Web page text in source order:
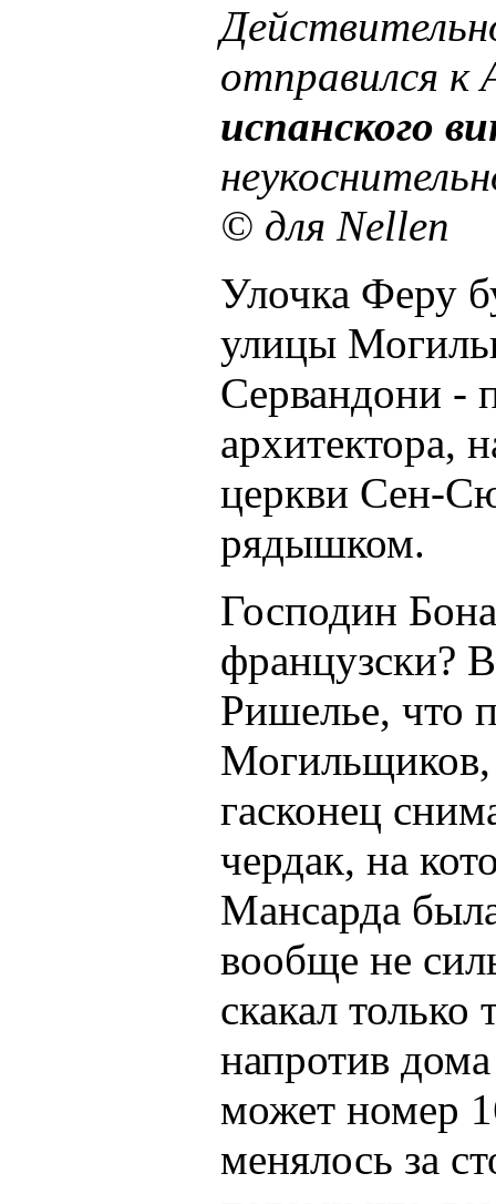
отправился к
испанского
© для Nellen
Улочка Феру
улицы
Сервандони -
архитектора,
церкви Сен-
рядышком.
Господин
французски?
Ришелье, что
Могильщиков,
гасконец
чердак, на
Мансарда
вообще не
скакал
напротив
может номер
менялось за